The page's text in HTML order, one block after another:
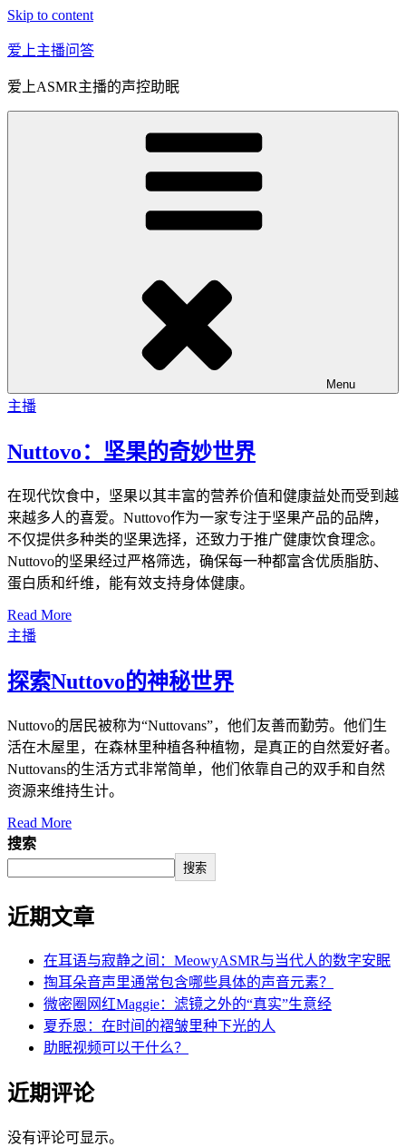
Skip to content
爱上主播问答
爱上ASMR主播的声控助眠
Menu
主播
Nuttovo：坚果的奇妙世界
在现代饮食中，坚果以其丰富的营养价值和健康益处而受到越
来越多人的喜爱。Nuttovo作为一家专注于坚果产品的品牌，
不仅提供多种类的坚果选择，还致力于推广健康饮食理念。
Nuttovo的坚果经过严格筛选，确保每一种都富含优质脂肪、
蛋白质和纤维，能有效支持身体健康。
Read More
主播
探索Nuttovo的神秘世界
Nuttovo的居民被称为“Nuttovans”，他们友善而勤劳。他们生
活在木屋里，在森林里种植各种植物，是真正的自然爱好者。
Nuttovans的生活方式非常简单，他们依靠自己的双手和自然
资源来维持生计。
Read More
搜索
搜索
近期文章
在耳语与寂静之间：MeowyASMR与当代人的数字安眠
掏耳朵音声里通常包含哪些具体的声音元素？
微密圈网红Maggie：滤镜之外的“真实”生意经
夏乔恩：在时间的褶皱里种下光的人
助眠视频可以干什么？
近期评论
没有评论可显示。